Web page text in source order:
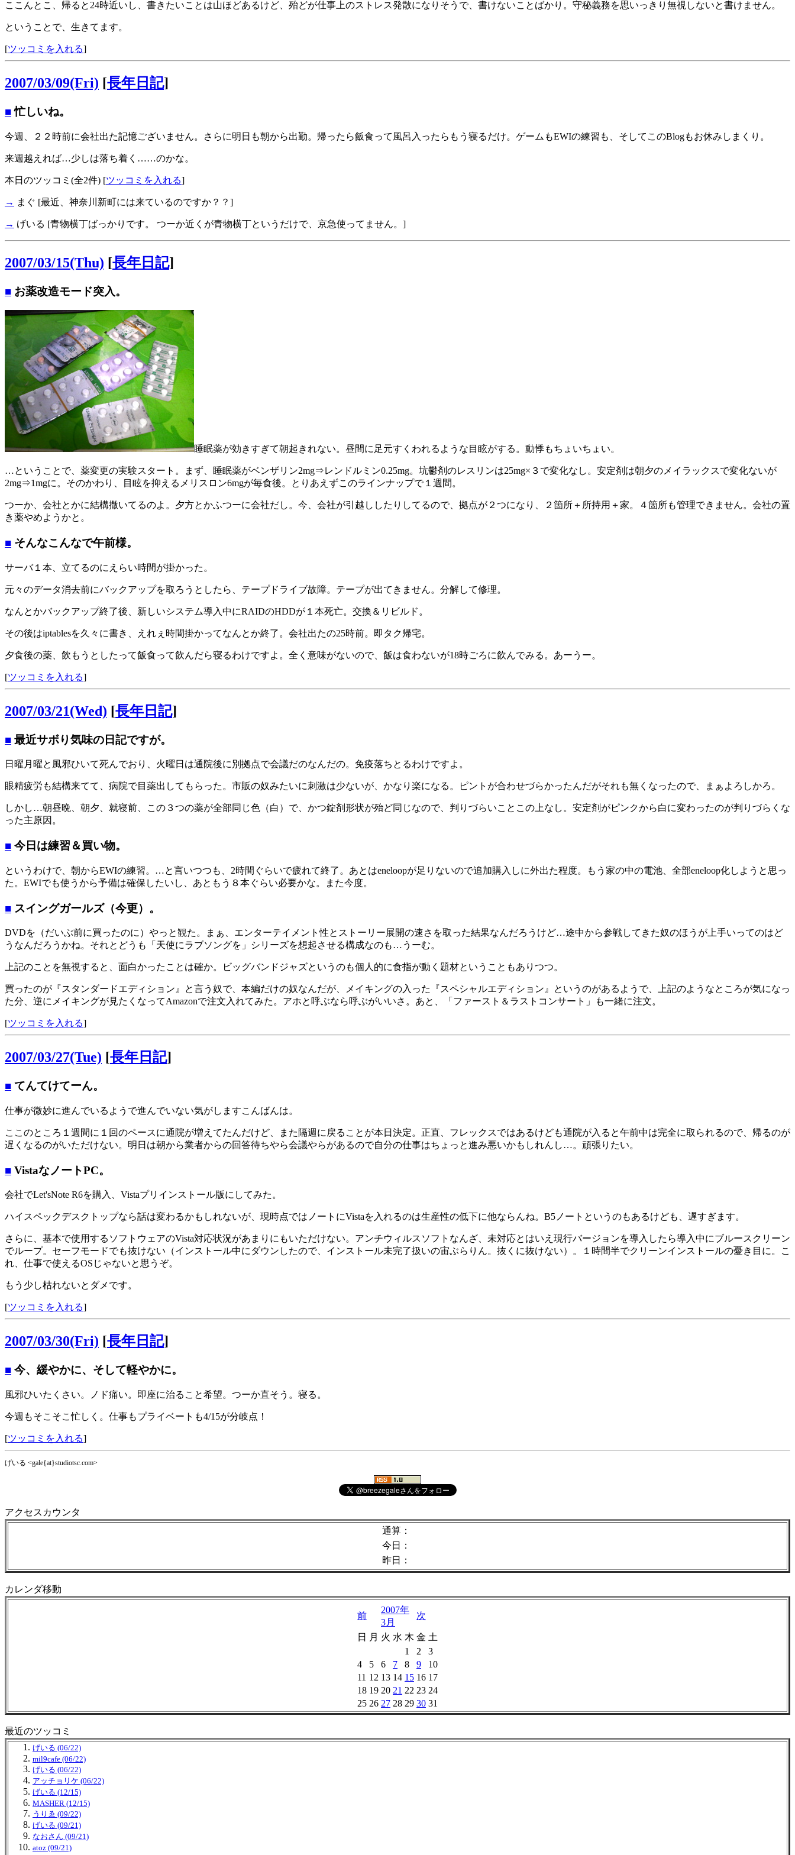
ここんとこ、帰ると24時近いし、書きたいことは山ほどあるけど、殆どが仕事上のストレス発散になりそうで、書けないことばかり。守秘義務を思いっきり無視しないと書けません。
ということで、生きてます。
[ツッコミを入れる]
2007/03/09(Fri) [長年日記]
■忙しいね。
今週、２２時前に会社出た記憶ございません。さらに明日も朝から出勤。帰ったら飯食って風呂入ったらもう寝るだけ。ゲームもEWIの練習も、そしてこのBlogもお休みしまくり。
来週越えれば…少しは落ち着く……のかな。
本日のツッコミ(全2件) [ツッコミを入れる]
→ まぐ [最近、神奈川新町には来ているのですか？？]
→ げいる [青物横丁ばっかりです。 つーか近くが青物横丁というだけで、京急使ってません。]
2007/03/15(Thu) [長年日記]
■ お薬改造モード突入。
睡眠薬が効きすぎて朝起きれない。昼間に足元すくわれるような目眩がする。動悸もちょいちょい。
…ということで、薬変更の実験スタート。まず、睡眠薬がベンザリン2mg⇒レンドルミン0.25mg。坑鬱剤のレスリンは25mg×３で変化なし。安定剤は朝夕のメイラックスで変化ないが
2mg⇒1mgに。そのかわり、目眩を抑えるメリスロン6mgが毎食後。とりあえずこのラインナップで１週間。
つーか、会社とかに結構撒いてるのよ。夕方とかふつーに会社だし。今、会社が引越ししたりしてるので、拠点が２つになり、２箇所＋所持用＋家。４箇所も管理できません。会社の置
き薬やめようかと。
■ そんなこんなで午前様。
サーバ１本、立てるのにえらい時間が掛かった。
元々のデータ消去前にバックアップを取ろうとしたら、テープドライブ故障。テープが出てきません。分解して修理。
なんとかバックアップ終了後、新しいシステム導入中にRAIDのHDDが１本死亡。交換＆リビルド。
その後はiptablesを久々に書き、えれぇ時間掛かってなんとか終了。会社出たの25時前。即タク帰宅。
夕食後の薬、飲もうとしたって飯食って飲んだら寝るわけですよ。全く意味がないので、飯は食わないが18時ごろに飲んでみる。あーうー。
[ツッコミを入れる]
2007/03/21(Wed) [長年日記]
■ 最近サボり気味の日記ですが。
日曜月曜と風邪ひいて死んでおり、火曜日は通院後に別拠点で会議だのなんだの。免疫落ちとるわけですよ。
眼精疲労も結構来てて、病院で目薬出してもらった。市販の奴みたいに刺激は少ないが、かなり楽になる。ピントが合わせづらかったんだがそれも無くなったので、まぁよろしかろ。
しかし…朝昼晩、朝夕、就寝前、この３つの薬が全部同じ色（白）で、かつ錠剤形状が殆ど同じなので、判りづらいことこの上なし。安定剤がピンクから白に変わったのが判りづらくな
った主原因。
■ 今日は練習＆買い物。
というわけで、朝からEWIの練習。…と言いつつも、2時間ぐらいで疲れて終了。あとはeneloopが足りないので追加購入しに外出た程度。もう家の中の電池、全部eneloop化しようと思っ
た。EWIでも使うから予備は確保したいし、あともう８本ぐらい必要かな。また今度。
■ スイングガールズ（今更）。
DVDを（だいぶ前に買ったのに）やっと観た。まぁ、エンターテイメント性とストーリー展開の速さを取った結果なんだろうけど…途中から参戦してきた奴のほうが上手いってのはど
うなんだろうかね。それとどうも「天使にラブソングを」シリーズを想起させる構成なのも…うーむ。
上記のことを無視すると、面白かったことは確か。ビッグバンドジャズというのも個人的に食指が動く題材ということもありつつ。
買ったのが『スタンダードエディション』と言う奴で、本編だけの奴なんだが、メイキングの入った『スペシャルエディション』というのがあるようで、上記のようなところが気になっ
た分、逆にメイキングが見たくなってAmazonで注文入れてみた。アホと呼ぶなら呼ぶがいいさ。あと、「ファースト＆ラストコンサート」も一緒に注文。
[ツッコミを入れる]
2007/03/27(Tue) [長年日記]
■ てんてけてーん。
仕事が微妙に進んでいるようで進んでいない気がしますこんばんは。
ここのところ１週間に１回のペースに通院が増えてたんだけど、また隔週に戻ることが本日決定。正直、フレックスではあるけども通院が入ると午前中は完全に取られるので、帰るのが
遅くなるのがいただけない。明日は朝から業者からの回答待ちやら会議やらがあるので自分の仕事はちょっと進み悪いかもしれんし…。頑張りたい。
■ VistaなノートPC。
会社でLet'sNote R6を購入、Vistaプリインストール版にしてみた。
ハイスペックデスクトップなら話は変わるかもしれないが、現時点ではノートにVistaを入れるのは生産性の低下に他ならんね。B5ノートというのもあるけども、遅すぎます。
さらに、基本で使用するソフトウェアのVista対応状況があまりにもいただけない。アンチウィルスソフトなんざ、未対応とはいえ現行バージョンを導入したら導入中にブルースクリーン
でループ。セーフモードでも抜けない（インストール中にダウンしたので、インストール未完了扱いの宙ぶらりん。抜くに抜けない）。１時間半でクリーンインストールの憂き目に。こ
れ、仕事で使えるOSじゃないと思うぞ。
もう少し枯れないとダメです。
[ツッコミを入れる]
2007/03/30(Fri) [長年日記]
■ 今、緩やかに、そして軽やかに。
風邪ひいたくさい。ノド痛い。即座に治ること希望。つーか直そう。寝る。
今週もそこそこ忙しく。仕事もプライベートも4/15が分岐点！
[ツッコミを入れる]
げいる <gale{at}studiotsc.com>
アクセスカウンタ
通算：
今日：
昨日：
カレンダ移動
前
2007年
3月
次
日 月 火 水 木 金 土
1
2
3
4
5 6 7 8 9
10
11 12 13 14 15 16 17
18 19 20 21 22 23 24
25 26 27 28 29 30 31
最近のツッコミ
げいる (06/22)
mil9cafe (06/22)
げいる (06/22)
アッチョリケ (06/22)
げいる (12/15)
MASHER (12/15)
うりゑ (09/22)
げいる (09/21)
なおさん (09/21)
atoz (09/21)